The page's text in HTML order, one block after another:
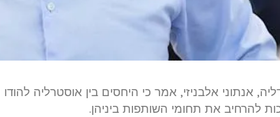
אנתוני אלבניזי, אמר כי היחסים בין אוסטרליה להודו
להרחיב את תחומי השותפות ביניהן.